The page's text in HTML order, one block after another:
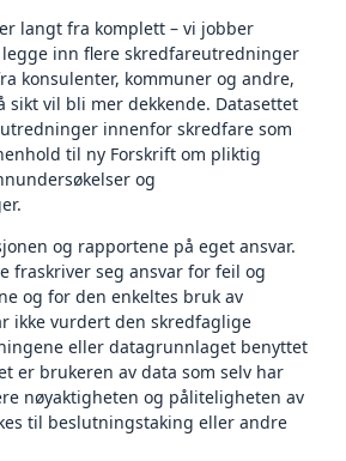
langt fra komplett – vi jobber
inn flere skredfareutredninger
konsulenter, kommuner og andre,
sikt vil bli mer dekkende. Datasettet
innenfor skredfare som
til ny Forskrift om pliktig
og
og rapportene på eget ansvar.
fraskriver seg ansvar for feil og
og for den enkeltes bruk av
ikke vurdert den skredfaglige
eller datagrunnlaget benyttet
er brukeren av data som selv har
nøyaktigheten og påliteligheten av
til beslutningstaking eller andre